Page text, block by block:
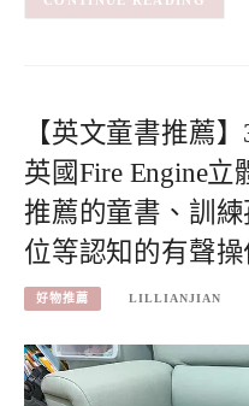
【英文童書推薦
英國Fire Engine
推薦的童書、訓
位等認知的有聲操
好物推薦 LILLIANJIAN